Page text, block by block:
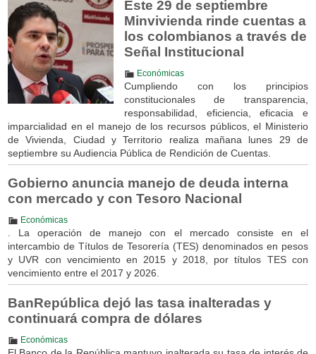
Este 29 de septiembre
Minvivienda rinde cuentas a
los colombianos a través de
Señal Institucional
Económicas
Cumpliendo con los principios
constitucionales de transparencia,
responsabilidad, eficiencia, eficacia e
imparcialidad en el manejo de los recursos públicos, el Ministerio
de Vivienda, Ciudad y Territorio realiza mañana lunes 29 de
septiembre su Audiencia Pública de Rendición de Cuentas.
Gobierno anuncia manejo de deuda interna
con mercado y con Tesoro Nacional
Económicas
. La operación de manejo con el mercado consiste en el
intercambio de Títulos de Tesorería (TES) denominados en pesos
y UVR con vencimiento en 2015 y 2018, por títulos TES con
vencimiento entre el 2017 y 2026.
BanRepública dejó las tasa inalteradas y
continuará compra de dólares
Económicas